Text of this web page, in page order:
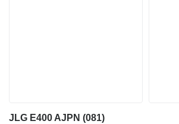
JLG E400 AJPN (081)